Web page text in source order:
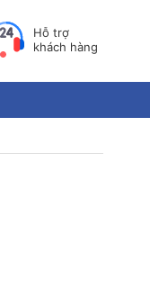
Hỗ trợ
khách hàng